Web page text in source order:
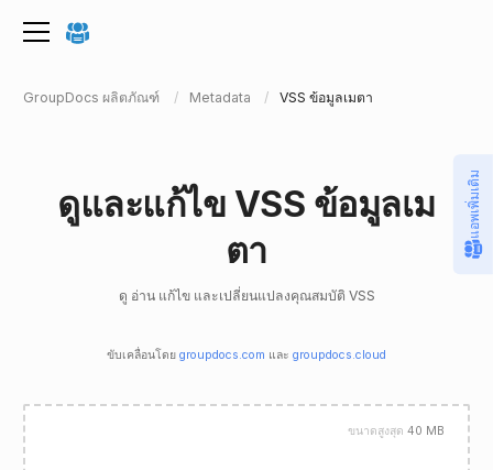
GroupDocs ผลิตภัณฑ์ Metadata VSS ข้อมูลเมตา
ดูและแก้ไข VSS ข้อมูลเม
ตา
ดู อ่าน แก้ไข และเปลี่ยนแปลงคุณสมบัติ VSS
ขับเคลื่อนโดย groupdocs.com และ groupdocs.cloud
ขนาดสูงสุด 40 MB
แอพเพิ่มเติม